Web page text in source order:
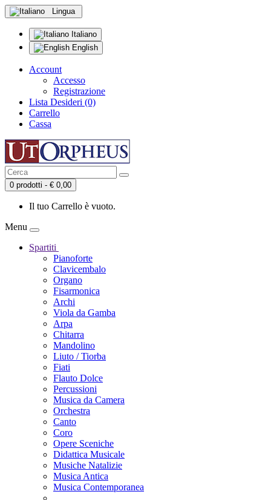
Lingua
Italiano
English
Account
Accesso
Registrazione
Lista Desideri (0)
Carrello
Cassa
0 prodotti - € 0,00
Il tuo Carrello è vuoto.
Menu
Spartiti
Pianoforte
Clavicembalo
Organo
Fisarmonica
Archi
Viola da Gamba
Arpa
Chitarra
Mandolino
Liuto / Tiorba
Fiati
Flauto Dolce
Percussioni
Musica da Camera
Orchestra
Canto
Coro
Opere Sceniche
Didattica Musicale
Musiche Natalizie
Musica Antica
Musica Contemporanea